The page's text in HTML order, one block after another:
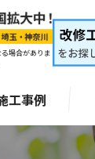
場合がありま
工事例